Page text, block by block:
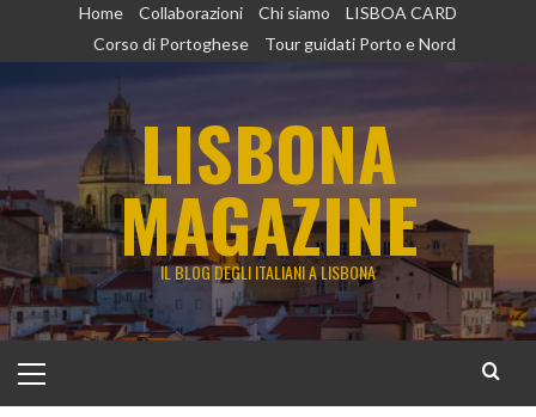
Home Collaborazioni Chi siamo
LISBOA CARD
Corso di Portoghese
Tour guidati Porto e Nord
LISBONA
MAGAZINE
IL BLOG DEGLI ITALIANI A LISBONA
principale